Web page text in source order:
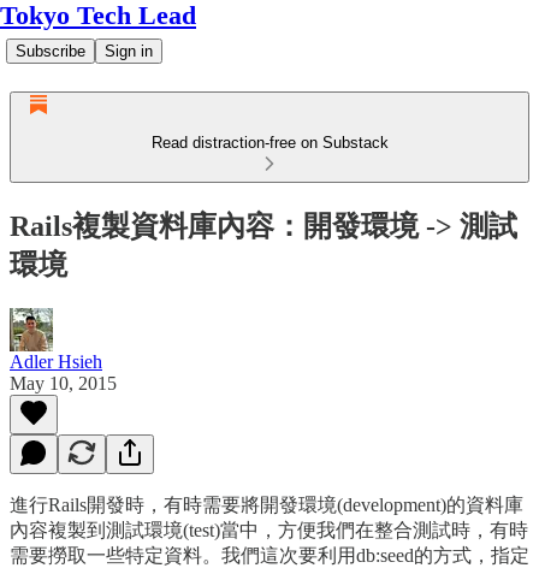
Tokyo Tech Lead
Subscribe Sign in
Read distraction-free on Substack
Rails複製資料庫內容：開發環境 -> 測試
環境
Adler Hsieh
May 10, 2015
進行Rails開發時，有時需要將開發環境(development)的資料庫
內容複製到測試環境(test)當中，方便我們在整合測試時，有時
需要撈取一些特定資料。我們這次要利用db:seed的方式，指定